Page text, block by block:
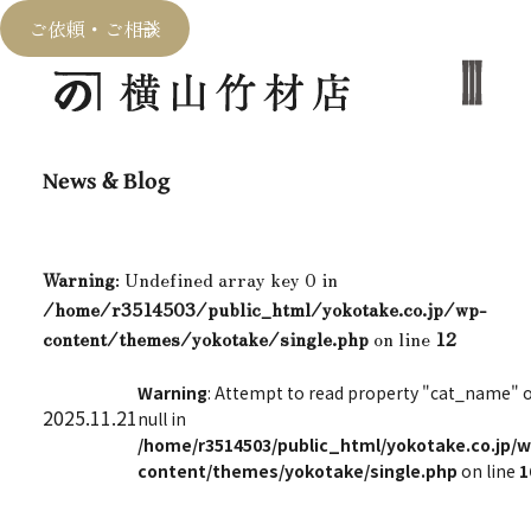
ご依頼・ご相談
News & Blog
Warning: Undefined array key 0 in
/home/r3514503/public_html/yokotake.co.jp/wp-
content/themes/yokotake/single.phpon line 12
2025.11.21
Warning: Attempt to read property "cat_name"
null in
/home/r3514503/public_html/yokotake.co.jp/
content/themes/yokotake/single.php on line